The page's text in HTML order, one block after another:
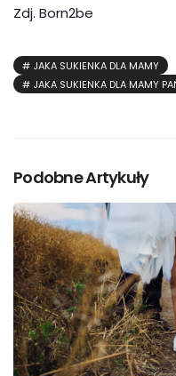
Zdj. Born2be
JAKA SUKIENKA DLA MAMY
JAKA SUKIENKA DLA MAMY
Podobne Artykuły